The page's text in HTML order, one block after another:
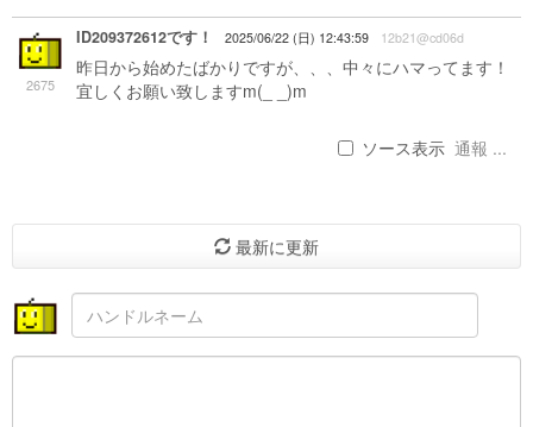
2675
ID209372612です！ 2025/06/22 (日) 12:43:59 12b21@cd06d
昨日から始めたばかりですが、、、中々にハマってます！
宜しくお願い致しますm(_ _)m
ソース表示 通報 ...
最新に更新